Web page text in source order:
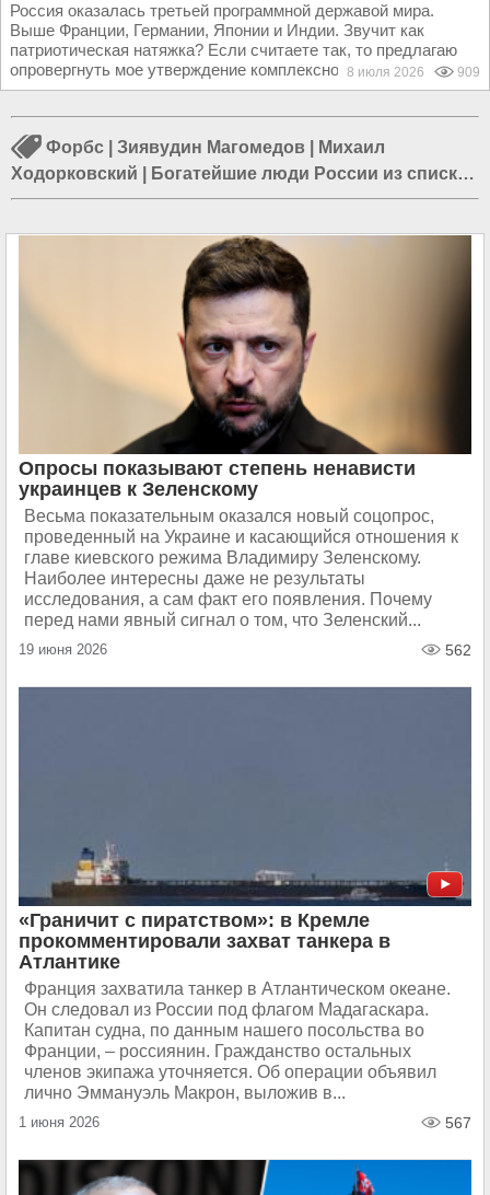
Россия оказалась третьей программной державой мира.
Выше Франции, Германии, Японии и Индии. Звучит как
патриотическая натяжка? Если считаете так, то предлагаю
опровергнуть мое утверждение комплексно:...8 июля 2026 909
Форбс Зиявудин Магомедов
Михаил
Ходорковский
Богатейшие люди России из списка
Форбс|Путин и Ходорковский|Михаил Гуцериев|
Михаил Фридман|Движение «Открытая
Кредитный рейтинг
Опросы показывают степень ненависти
украинцев к Зеленскому
Весьма показательным оказался новый соцопрос,
проведенный на Украине и касающийся отношения к
главе киевского режима Владимиру Зеленскому.
Наиболее интересны даже не результаты
исследования, а сам факт его появления. Почему
перед нами явный сигнал о том, что Зеленский...
19 июня 2026 562
«Граничит с пиратством»: в Кремле
прокомментировали захват танкера в
Атлантике
Франция захватила танкер в Атлантическом океане.
Он следовал из России под флагом Мадагаскара.
Капитан судна, по данным нашего посольства во
Франции, – россиянин. Гражданство остальных
членов экипажа уточняется. Об операции объявил
лично Эммануэль Макрон, выложив в...
1 июня 2026 567